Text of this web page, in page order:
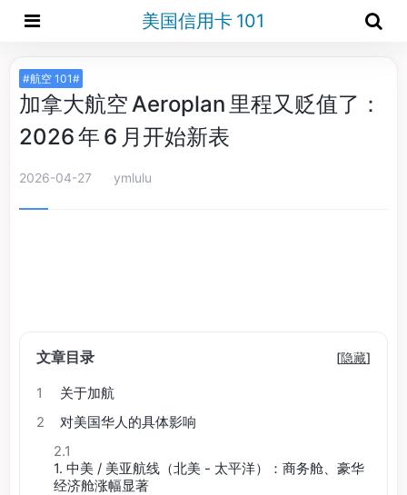
美国信用卡 101
#航空 101#
加拿大航空 Aeroplan 里程又贬值了：
2026 年 6 月开始新表
2026-04-27 ymlulu
文章目录 [隐藏]
1
关于加航
2
对美国华人的具体影响
2.1
1. 中美 / 美亚航线（北美 - 太平洋）：商务舱、豪华
经济舱涨幅显著